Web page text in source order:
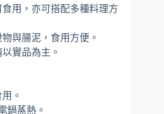
用，亦可搭配多種料理方
與腸泥，食用方便。
實品為主。
。
鍋蒸熱。